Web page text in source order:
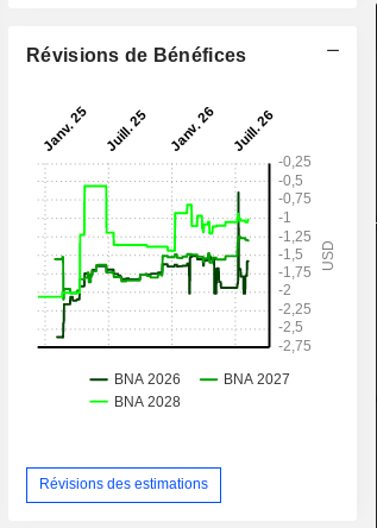
Révisions de Bénéfices
Révisions des estimations